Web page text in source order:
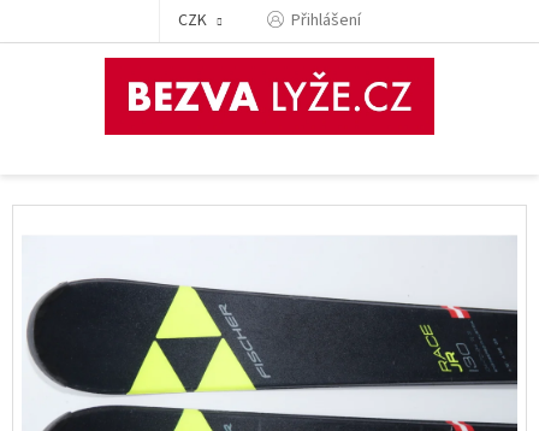
CZK Přihlášení